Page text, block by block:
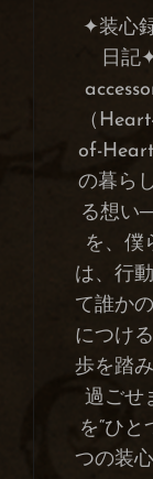
✦装心
日記
（
of-Heart
の暮ら
る想い
を、僕
は、行
て誰か
につけ
歩を踏
過ごせ
を“ひ
つの装